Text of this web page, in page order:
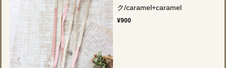
ク/caramel+caramel
¥900